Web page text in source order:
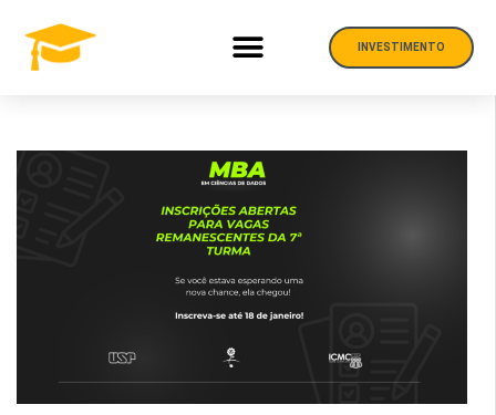
INVESTIMENTO